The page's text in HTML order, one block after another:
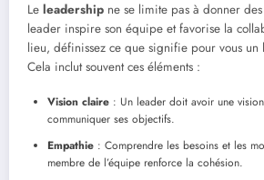
Le leadership ne se limite pas à donner
leader inspire son équipe et favorise la
lieu, définissez ce que signifie pour vous
Cela inclut souvent ces éléments :
Vision claire : Un leader doit avoir une
communiquer ses objectifs.
Empathie : Comprendre les besoins et les
membre de l’équipe renforce la cohésion.